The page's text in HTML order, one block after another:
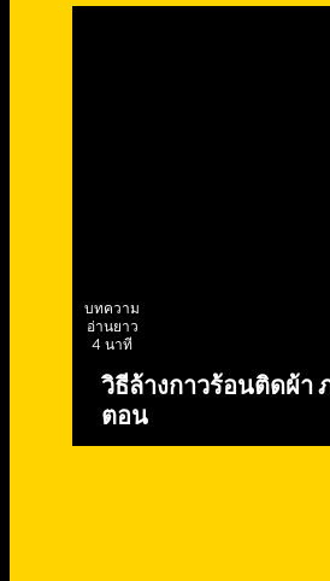
บทความ
อ่านยาว
4 นาที
วิธีล้างกาวร้อนติดผ้า
ตอน